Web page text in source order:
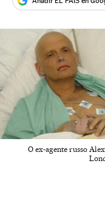
O ex-agente russo